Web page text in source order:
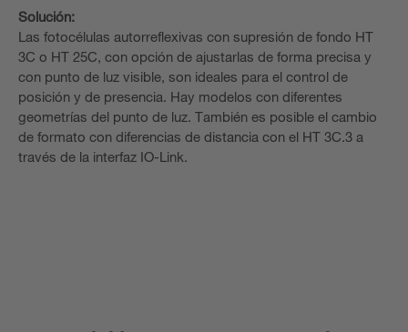
Solución:
Las fotocélulas autorreflexivas con supresión de fondo HT
3C o HT 25C, con opción de ajustarlas de forma precisa y
con punto de luz visible, son ideales para el control de
posición y de presencia. Hay modelos con diferentes
geometrías del punto de luz. También es posible el cambio
de formato con diferencias de distancia con el HT 3C.3 a
través de la interfaz IO-Link.